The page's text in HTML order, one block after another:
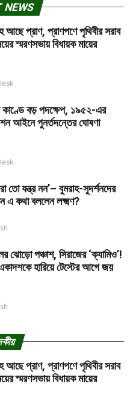
NEWS
আছে প্রাণ, প্রাণপণে পৃথিবীর সরাব
স্মরণসভায় বিধায়ক মায়ের
বড় পদক্ষেপ, ১৯৫২-এর
আইনে পুনর্তদন্তের ঘোষণা
তো যন্ত্র নন’– বুমরাহ-সুদর্শনদের
কথা বললেন লক্ষ্মণ?
ঝোড়ো পঞ্চাশ, সিরাজের ‘ক্যামিও’!
হারিয়ে টেস্টের আগে জয়
আছে প্রাণ, প্রাণপণে পৃথিবীর সরাব
স্মরণসভায় বিধায়ক মায়ের